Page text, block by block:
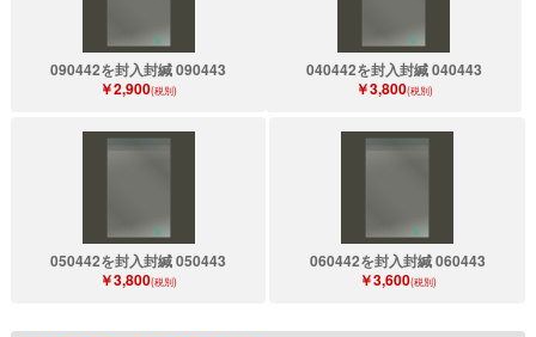
090442を封入封緘 090443
￥2,900(税別)
040442を封入封緘 040443
￥3,800(税別)
050442を封入封緘 050443
￥3,800(税別)
060442を封入封緘 060443
￥3,600(税別)